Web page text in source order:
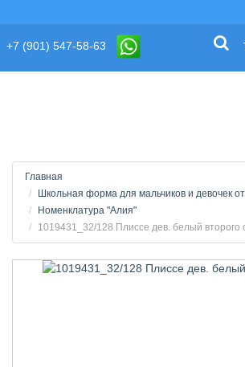
+7 (901) 547-58-63
Главная
Школьная форма для мальчиков и девочек
Номенклатура "Алия"
1019431_32/128 Плиссе дев. белый второго